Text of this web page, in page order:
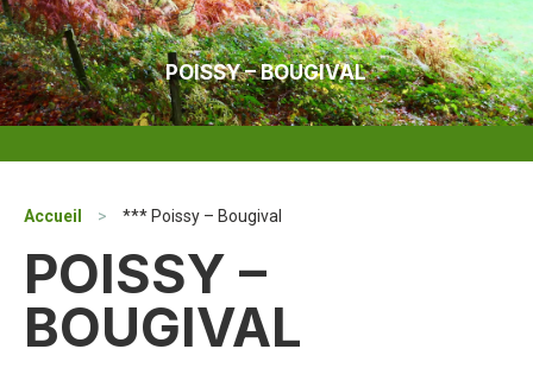
POISSY – BOUGIVAL
Accueil > *** Poissy – Bougival
POISSY –
BOUGIVAL